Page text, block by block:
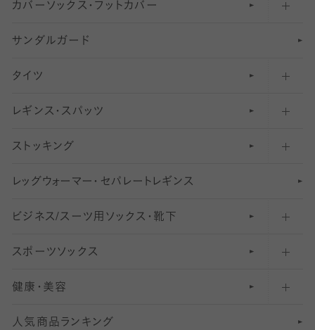
五本指ソックス・靴下
足袋ソックス・靴下
無地・プレーンソックス・靴下
柄ソックス・靴下
スニーカー（くるぶし）用ソックス
アンクル・ショートソックス（くるぶし上）
クルーソックス（ふくらはぎ下）
ハイソックス
オーバーニー・ニーハイソックス
カバーソックス・フットカバー
フットカバー・カバーソックス（深め）
フットカバー・カバーソックス（ふつう）
フットカバー・カバーソックス（浅め）
サンダルガード
タイツ
30デニール以下のタイツ（薄手タイツ）
31〜40デニールタイツ
41〜60デニールタイツ
61〜80デニールタイツ
81 〜110デニールタイツ
111〜210デニールタイツ
211デニールタイツ以上（防寒・厚手タイツ）
レギンス・スパッツ
柄レギンス
無地レギンス
レギンスパンツ（レギパン）
マタニティレギンス
5 分丈
6 分丈レギンス
ストッキング
伝線しにくいストッキング
ショートストッキング
結婚式用ストッキング
美脚ストッキング
オールスルーストッキング
レッ グ ウォー マー ・ セパレー ト レ ギンス
ビジネス/スーツ用 ソックス・靴下
匠シリーズ
フレッシャーズ向けソックス・靴下
冠婚葬祭向けソックス・靴下
スポーツソックス
ランニングソックス・靴下
ゴルフソックス・靴下
健康・美容
インナーソックス
人気商品ランキング